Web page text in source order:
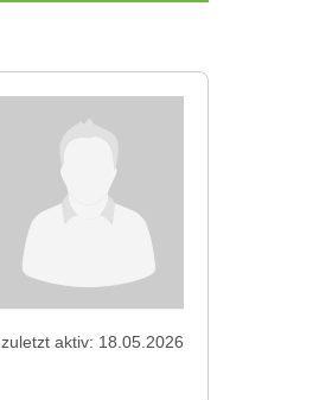
zuletzt aktiv: 18.05.2026